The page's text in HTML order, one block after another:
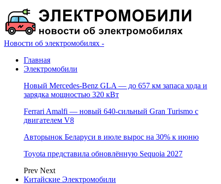
Новости об электромобилях -
Главная
Электромобили
Новый Mercedes-Benz GLA — до 657 км запаса хода и
зарядка мощностью 320 кВт
Ferrari Amalfi — новый 640-сильный Gran Turismo с
двигателем V8
Авторынок Беларуси в июле вырос на 30% к июню
Toyota представила обновлённую Sequoia 2027
Prev Next
Китайские Электромобили